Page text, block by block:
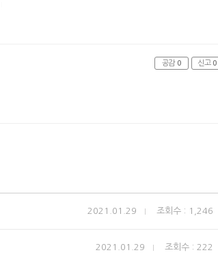
공감 0 신고 0
2021.01.29 조회수 : 1,246
2021.01.29 조회수 : 222